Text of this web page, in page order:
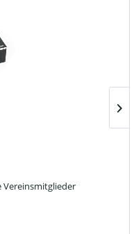
Vereinsmitglieder